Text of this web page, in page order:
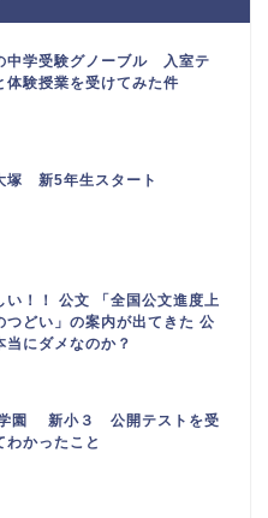
中学受験グノーブル 入室テ
体験授業を受けてみた件
塚 新5年生スタート
い！！ 公文 「全国公文進度上
つどい」の案内が出てきた 公
当にダメなのか？
園 新小３ 公開テストを受
わかったこと